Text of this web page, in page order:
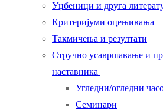
Уџбеници и друга
Критеријуми оцењивања
Такмичења и резултати
Стручно усавршавање и
наставника
Угледни/огледни
Семинари